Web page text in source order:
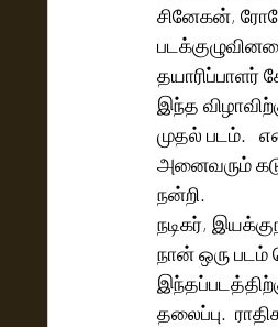
சினேகன்,
தயாரிப்பாளர்
இந்த
முதல் படம்.
அனைவரும்
நன்றி.
நடிகர்,
நான் ஒரு
தலைப்பு.